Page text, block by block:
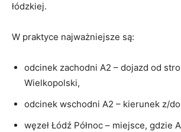
łódzkiej.
W praktyce najważniejsze są:
odcinek zachodni A2 – dojazd od
Wielkopolski,
odcinek wschodni A2 – kierunek z/do
węzeł Łódź Północ – miejsce, gdzie